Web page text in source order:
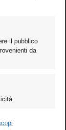
il pubblico
da